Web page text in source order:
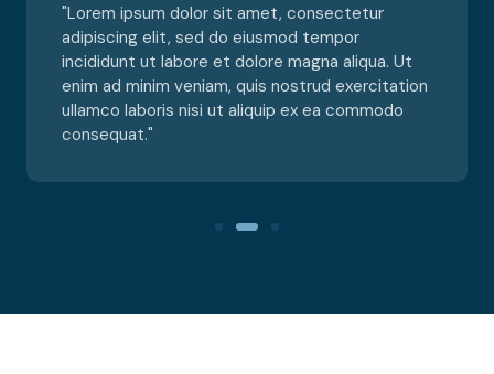
"Lorem ipsum dolor sit amet, consectetur
adipiscing elit, sed do eiusmod tempor
incididunt ut labore et dolore magna aliqua. Ut
enim ad minim veniam, quis nostrud exercitation
ullamco laboris nisi ut aliquip ex ea commodo
consequat."